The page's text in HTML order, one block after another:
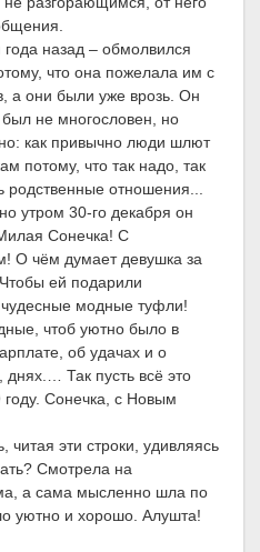
назад – обмолвился
что она пожелала им с
а они были уже врозь. Он
не многословен, но
как привычно люди шлют
потому, что так надо, так
родственные отношения...
утром 30-го декабря он
Сонечка! С
О чём думает девушка за
ей подарили
чудесные модные туфли!
чтоб уютно было в
об удачах и о
днях.… Так пусть всё это
Сонечка, с Новым
читая эти строки, удивляясь
Смотрела на
а сама мысленно шла по
уютно и хорошо. Алушта!